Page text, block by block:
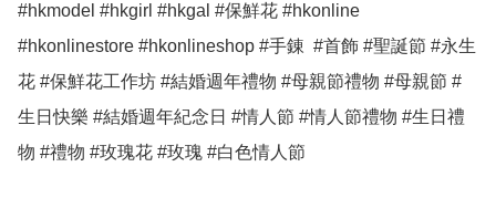
#hkmodel #hkgirl #hkgal #保鮮花 #hkonline
#hkonlinestore #hkonlineshop #手錬  #首飾 #聖誕節 #永生
花 #保鮮花工作坊 #結婚週年禮物 #母親節禮物 #母親節 #
生日快樂 #結婚週年紀念日 #情人節 #情人節禮物 #生日禮
物 #禮物 #玫瑰花 #玫瑰 #白色情人節